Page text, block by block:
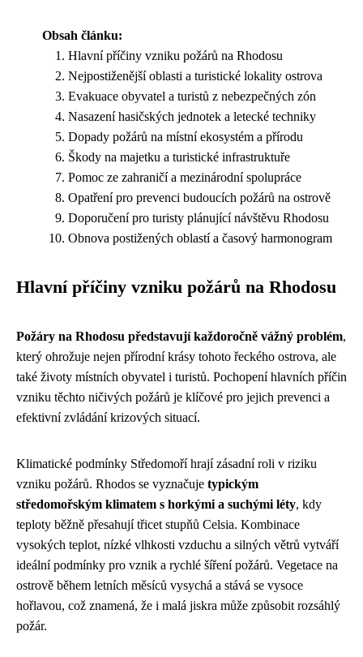
Obsah článku:
Hlavní příčiny vzniku požárů na Rhodosu
Nejpostiženější oblasti a turistické lokality ostrova
Evakuace obyvatel a turistů z nebezpečných zón
Nasazení hasičských jednotek a letecké techniky
Dopady požárů na místní ekosystém a přírodu
Škody na majetku a turistické infrastruktuře
Pomoc ze zahraničí a mezinárodní spolupráce
Opatření pro prevenci budoucích požárů na ostrově
Doporučení pro turisty plánující návštěvu Rhodosu
Obnova postižených oblastí a časový harmonogram
Hlavní příčiny vzniku požárů na Rhodosu
Požáry na Rhodosu představují každoročně vážný problém,
který ohrožuje nejen přírodní krásy tohoto řeckého ostrova, ale
také životy místních obyvatel i turistů. Pochopení hlavních příčin
vzniku těchto ničivých požárů je klíčové pro jejich prevenci a
efektivní zvládání krizových situací.
Klimatické podmínky Středomoří hrají zásadní roli v riziku
vzniku požárů. Rhodos se vyznačuje typickým
středomořským klimatem s horkými a suchými léty, kdy
teploty běžně přesahují třicet stupňů Celsia. Kombinace
vysokých teplot, nízké vlhkosti vzduchu a silných větrů vytváří
ideální podmínky pro vznik a rychlé šíření požárů. Vegetace na
ostrově během letních měsíců vysychá a stává se vysoce
hořlavou, což znamená, že i malá jiskra může způsobit rozsáhlý
požár.